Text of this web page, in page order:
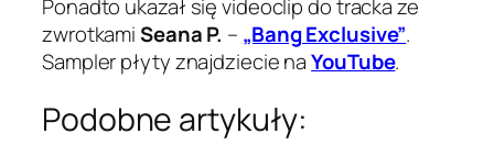
Ponadto ukazał się videoclip do tracka ze
zwrotkamiSeana P. – „Bang Exclusive”.
Sampler płyty znajdziecie naYouTube.
Podobne artykuły: